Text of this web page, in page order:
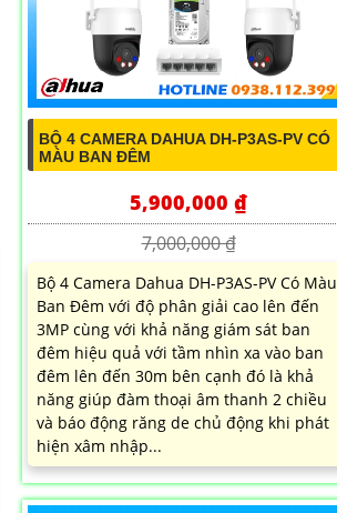
BỘ 4 CAMERA DAHUA DH-P3AS-PV CÓ
MÀU BAN ĐÊM
5,900,000 ₫
7,000,000 ₫
Bộ 4 Camera Dahua DH-P3AS-PV Có Màu
Ban Đêm với độ phân giải cao lên đến
3MP cùng với khả năng giám sát ban
đêm hiệu quả với tầm nhìn xa vào ban
đêm lên đến 30m bên cạnh đó là khả
năng giúp đàm thoại âm thanh 2 chiều
và báo động răng de chủ động khi phát
hiện xâm nhập...